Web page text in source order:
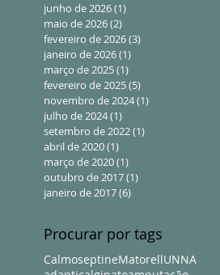
junho de 2026(1)
maio de 2026(2)
fevereiro de 2026(3)
janeiro de 2026(1)
março de 2025(1)
fevereiro de 2025(5)
novembro de 2024(1)
julho de 2024(1)
setembro de 2022(1)
abril de 2020(1)
março de 2020(1)
outubro de 2017(1)
janeiro de 2017(6)
Procurar por tags
CalmoseptineMatorellUNNA